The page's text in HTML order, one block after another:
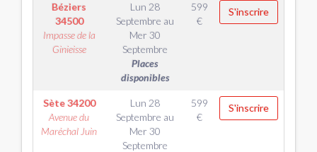
Béziers
34500
Impasse de la
Ginieisse
Lun 28
Septembre au
Mer 30
Septembre
Places
disponibles
599
€
S'inscrire
Sète34200
Avenue du
Maréchal Juin
Lun 28
Septembre au
Mer 30
Septembre
599
€
S'inscrire